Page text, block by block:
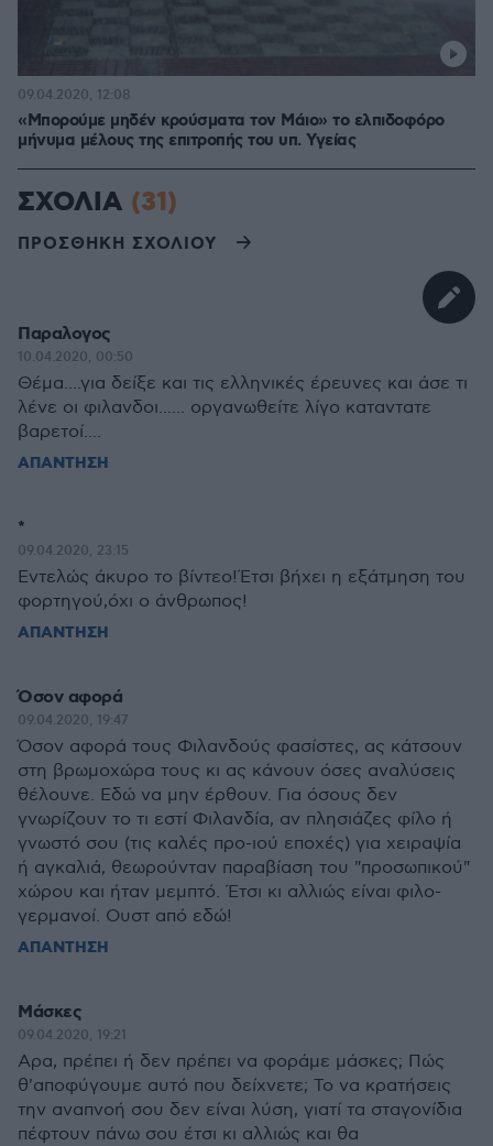
«Μπορούμε μηδέν κρούσματα τον Μάιο» το ελπιδοφόρο
μήνυμα μέλους της επιτροπής του υπ. Υγείας
09.04.2020, 12:08
ΣΧΟΛΙΑ (31)
ΠΡΟΣΘΗΚΗ ΣΧΟΛΙΟΥ
Παραλογος
10.04.2020, 00:50
Θέμα....για δείξε και τις ελληνικές έρευνες και άσε τι
λένε οι φιλανδοι...... οργανωθείτε λίγο καταντατε
βαρετοί....
ΑΠΑΝΤΗΣΗ
*
09.04.2020, 23:15
Εντελώς άκυρο το βίντεο!Έτσι βήχει η εξάτμηση του
φορτηγού,όχι ο άνθρωπος!
ΑΠΑΝΤΗΣΗ
Όσον αφορά
09.04.2020, 19:47
Όσον αφορά τους Φιλανδούς φασίστες, ας κάτσουν
στη βρωμοχώρα τους κι ας κάνουν όσες αναλύσεις
θέλουνε. Εδώ να μην έρθουν. Για όσους δεν
γνωρίζουν το τι εστί Φιλανδία, αν πλησιάζες φίλο ή
γνωστό σου (τις καλές προ-ιού εποχές) για χειραψία
ή αγκαλιά, θεωρούνταν παραβίαση του "προσωπικού"
χώρου και ήταν μεμπτό. Έτσι κι αλλιώς είναι φιλο-
γερμανοί. Ουστ από εδώ!
ΑΠΑΝΤΗΣΗ
Μάσκες
09.04.2020, 19:21
Αρα, πρέπει ή δεν πρέπει να φοράμε μάσκες; Πώς
θ'αποφύγουμε αυτό που δείχνετε; Το να κρατήσεις
την αναπνοή σου δεν είναι λύση, γιατί τα σταγονίδια
πέφτουν πάνω σου έτσι κι αλλιώς και θα